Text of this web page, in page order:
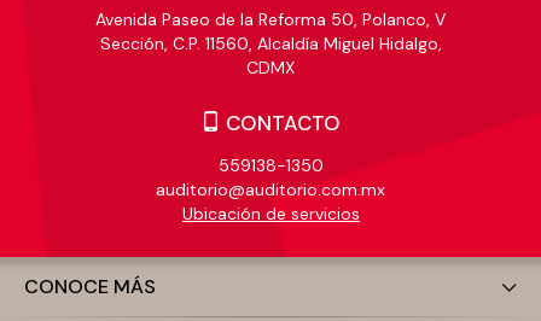
Avenida Paseo de la Reforma 50, Polanco, V
Sección, C.P. 11560, Alcaldía Miguel Hidalgo,
CDMX
CONTACTO
559138-1350
auditorio@auditorio.com.mx
Ubicación de servicios
CONOCE MÁS